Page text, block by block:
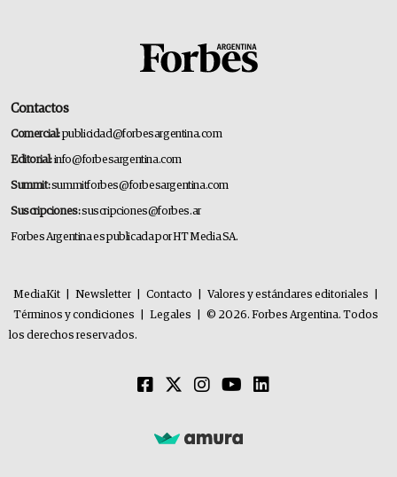
Contactos
Comercial:publicidad@forbesargentina.com
Editorial:info@forbesargentina.com
Summit:summitforbes@forbesargentina.com
Suscripciones:suscripciones@forbes.ar
Forbes Argentina es publicada por HT Media SA.
MediaKit Newsletter Contacto Valores y estándares editoriales
Términos y condiciones
Legales
© 2026. Forbes Argentina. Todos
los derechos reservados.